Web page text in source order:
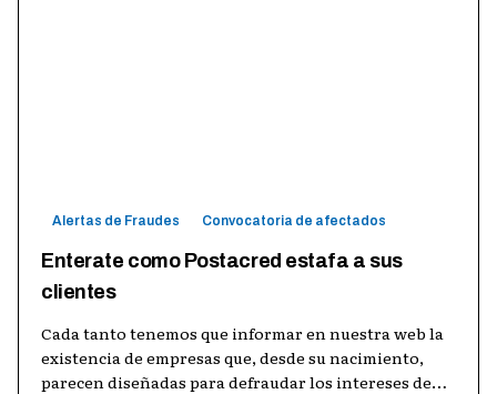
Alertas de Fraudes Convocatoria de afectados
Enterate como Postacred estafa a sus
clientes
Cada tanto tenemos que informar en nuestra web la
existencia de empresas que, desde su nacimiento,
parecen diseñadas para defraudar los intereses de